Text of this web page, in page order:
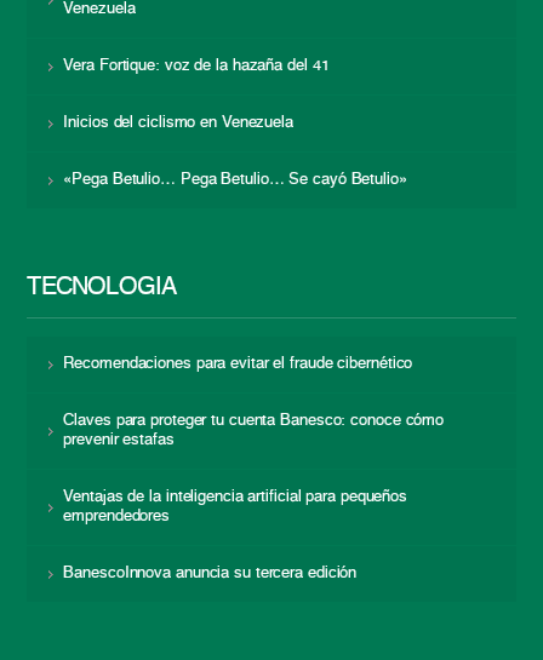
Venezuela
Vera Fortique: voz de la hazaña del 41
Inicios del ciclismo en Venezuela
«Pega Betulio… Pega Betulio… Se cayó Betulio»
TECNOLOGÍA
Recomendaciones para evitar el fraude cibernético
Claves para proteger tu cuenta Banesco: conoce cómo
prevenir estafas
Ventajas de la inteligencia artificial para pequeños
emprendedores
BanescoInnova anuncia su tercera edición